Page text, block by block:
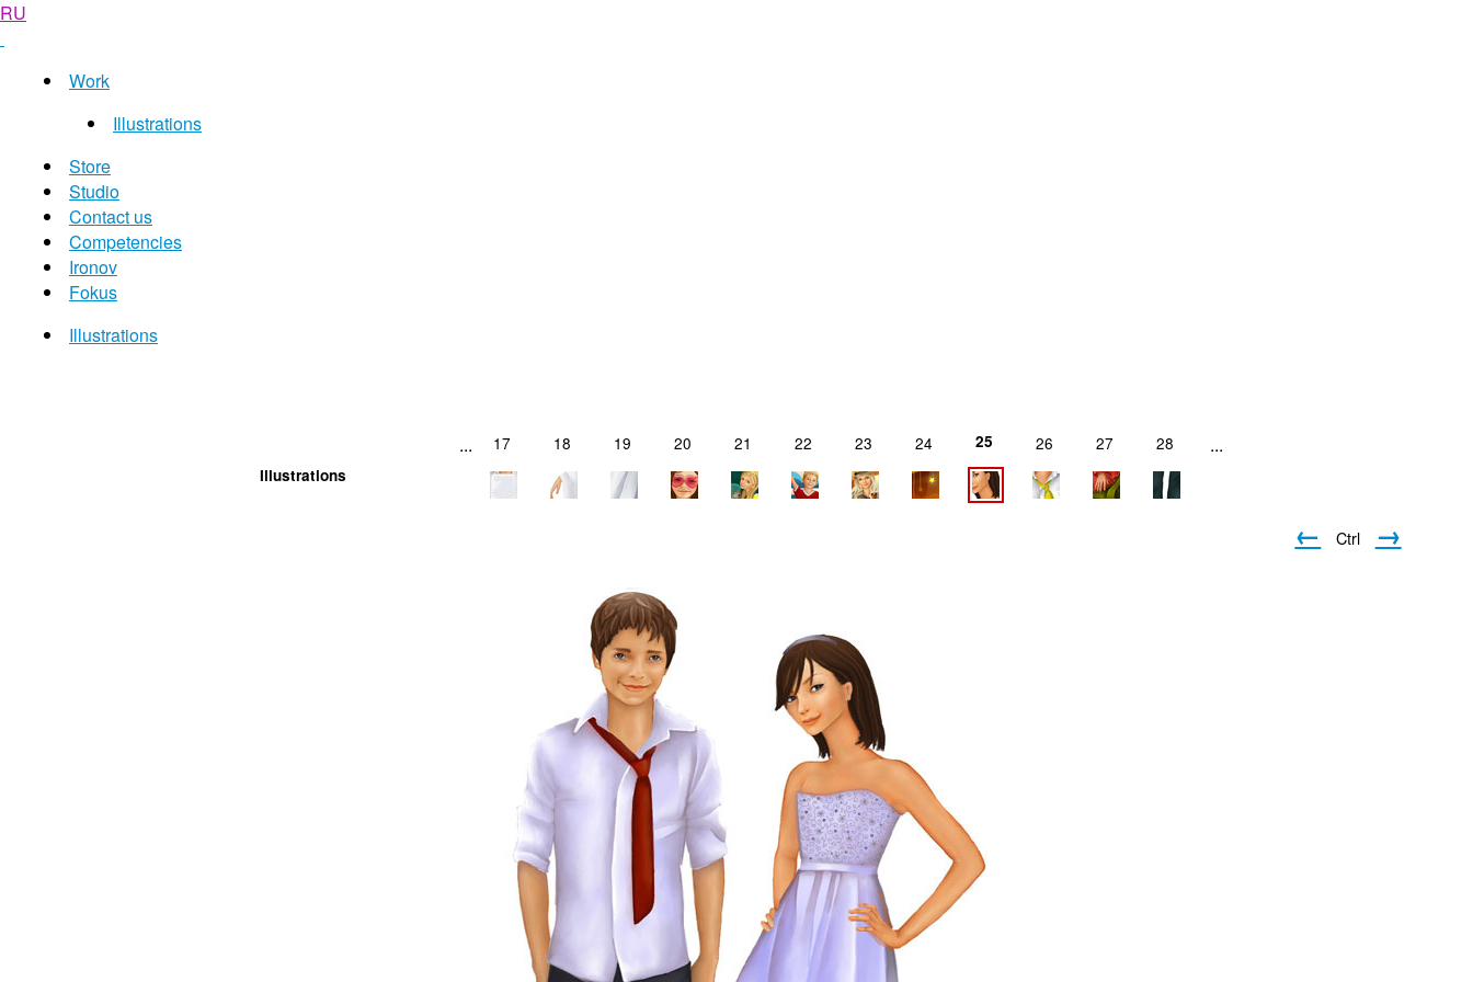
RU
Work
Illustrations
Store
Studio
Contact us
Competencies
Ironov
Fokus
Illustrations
... 17 18 19 20 21 22 23 24 25 26 27 28 ...
Illustrations
← Ctrl →